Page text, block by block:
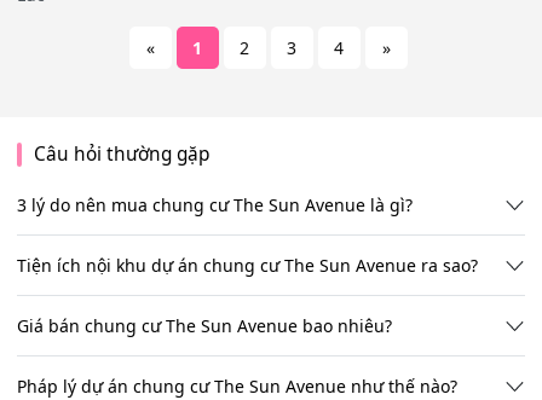
« 1 2 3 4 »
Câu hỏi thường gặp
3 lý do nên mua chung cư The Sun Avenue là gì?
Tiện ích nội khu dự án chung cư The Sun Avenue ra sao?
Giá bán chung cư The Sun Avenue bao nhiêu?
Pháp lý dự án chung cư The Sun Avenue như thế nào?